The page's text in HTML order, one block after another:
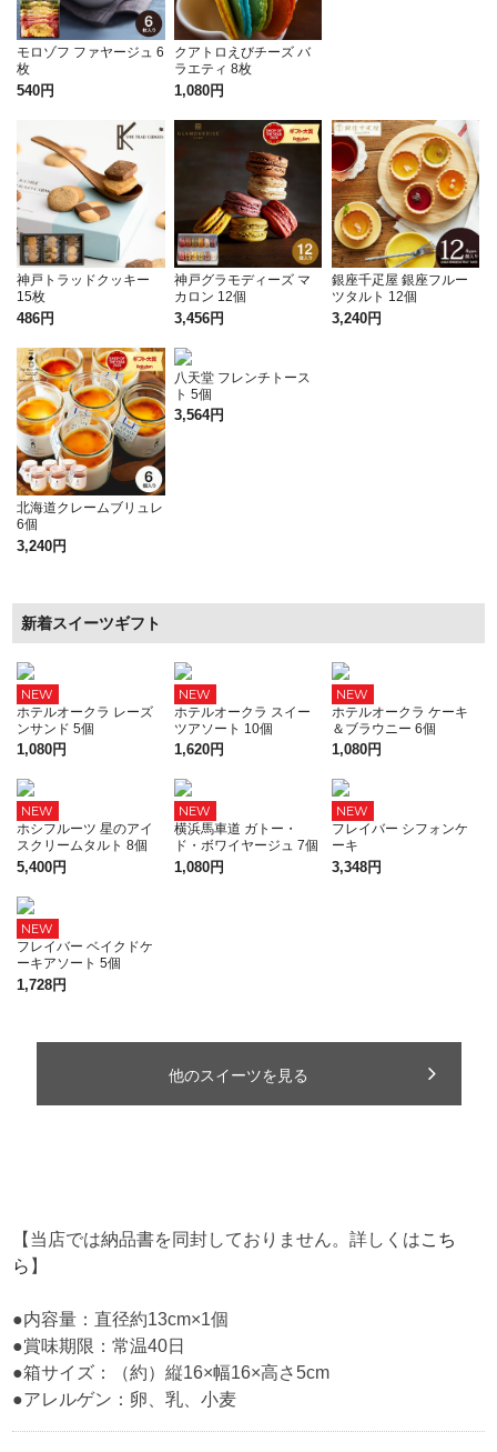
【当店では納品書を同封しておりません。詳しくはこち
ら 】
●内容量：直径約13cm×1個
●賞味期限：常温40日
●箱サイズ：（約）縦16×幅16×高さ5cm
●アレルゲン：卵、乳、小麦